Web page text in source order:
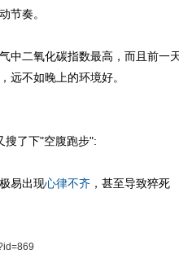
节奏。
中二氧化碳指数最高，而且前一
远不如晚上的环境好。
搜了下"空腹跑步":
易出现心律不齐 ，甚至导致猝死